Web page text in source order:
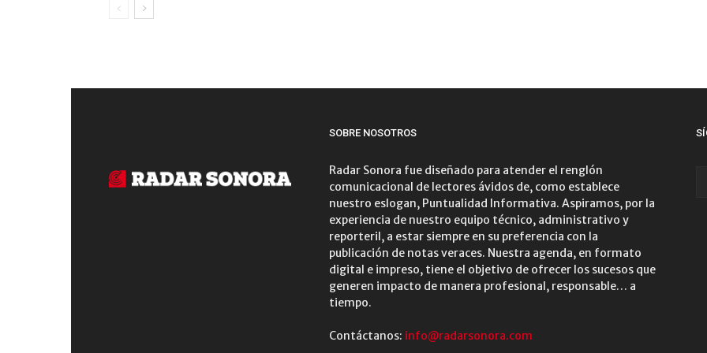
SOBRE NOSOTROS
Radar Sonora fue diseñado para atender el renglón
comunicacional de lectores ávidos de, como establece
nuestro eslogan, Puntualidad Informativa. Aspiramos, por la
experiencia de nuestro equipo técnico, administrativo y
reporteril, a estar siempre en su preferencia con la
publicación de notas veraces. Nuestra agenda, en formato
digital e impreso, tiene el objetivo de ofrecer los sucesos que
generen impacto de manera profesional, responsable… a
tiempo.
Contáctanos: info@radarsonora.com